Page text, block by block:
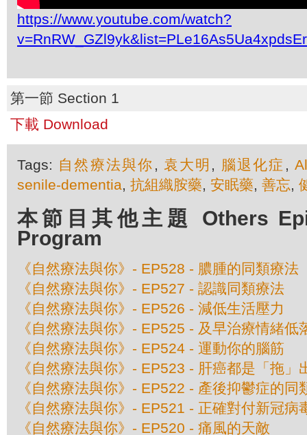
https://www.youtube.com/watch?
第一節 Section 1
下載 Download
Tags: 自然療法與你 , 袁大明 , 腦退化症 ,
senile-dementia, 抗組織胺藥, 安眠藥, 善忘,
本節目其他主題 Others
Program
《自然療法與你》- EP528 - 膿腫的同類療法
《自然療法與你》- EP527 - 認識同類療法
《自然療法與你》- EP526 - 減低生活壓力
《自然療法與你》- EP525 - 及早治療情緒低
《自然療法與你》- EP524 - 運動你的腦筋
《自然療法與你》- EP523 - 肝癌都是「拖」
《自然療法與你》- EP522 - 產後抑鬱症的同
《自然療法與你》- EP521 - 正確對付新冠病
《自然療法與你》- EP520 - 痛風的天敵